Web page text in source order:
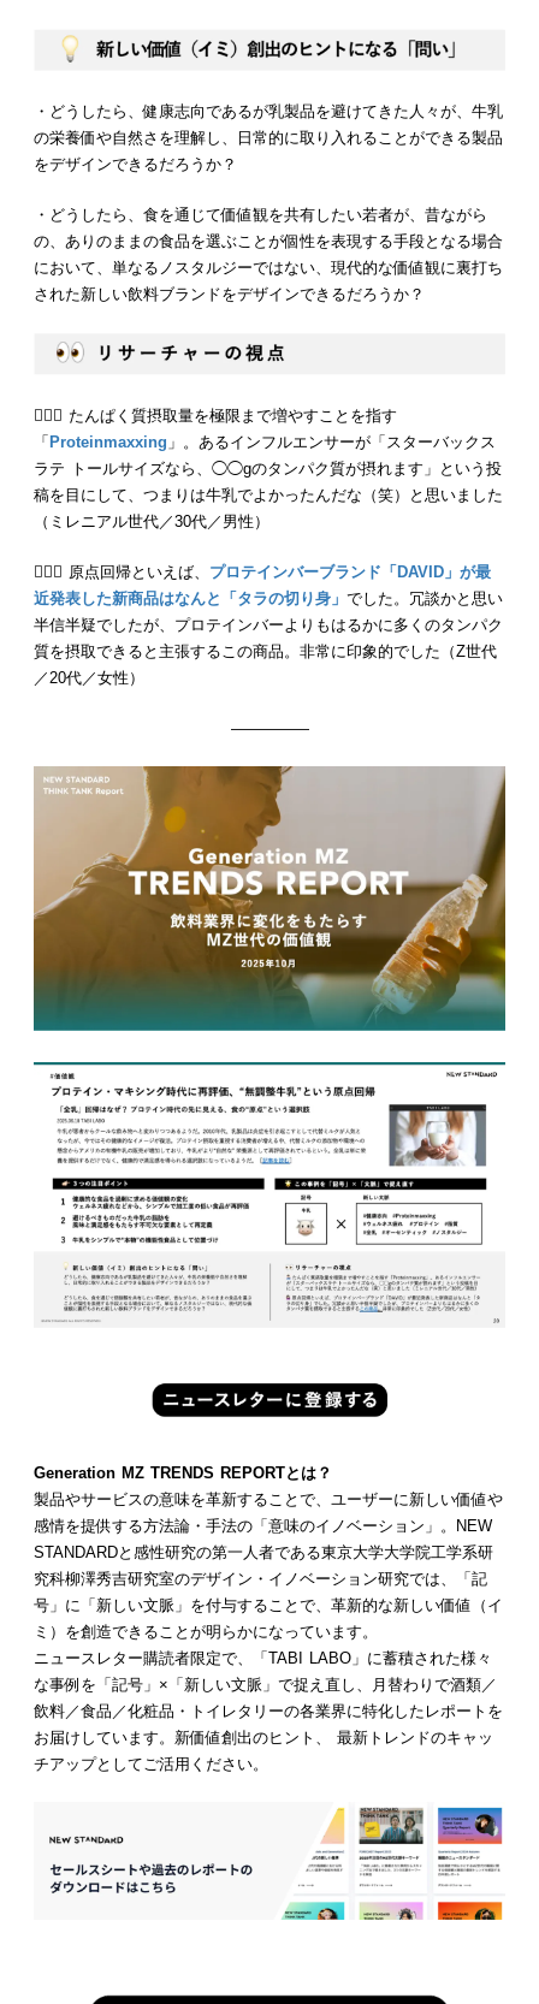
・どうしたら、健康志向であるが乳製品を避けてきた人々が、牛乳
の栄養価や自然さを理解し、日常的に取り入れることができる製品
をデザインできるだろうか？
・どうしたら、食を通じて価値観を共有したい若者が、昔ながら
の、ありのままの食品を選ぶことが個性を表現する手段となる場合
において、単なるノスタルジーではない、現代的な価値観に裏打ち
された新しい飲料ブランドをデザインできるだろうか？
💁🏻‍♂️ たんぱく質摂取量を極限まで増やすことを指す
「 Proteinmaxxing 」。あるインフルエンサーが「スターバックス
ラテ トールサイズなら、◯◯gのタンパク質が摂れます」という投
稿を目にして、つまりは牛乳でよかったんだな（笑）と思いました
（ミレニアル世代／30代／男性）
💁🏻‍♀️ 原点回帰といえば、 プロテインバーブランド「DAVID」が最
近発表した新商品はなんと「タラの切り身」 でした。冗談かと思い
半信半疑でしたが、プロテインバーよりもはるかに多くのタンパク
質を摂取できると主張するこの商品。非常に印象的でした（Z世代
／20代／女性）
—————
Generation MZ TRENDS REPORTとは？
製品やサービスの意味を革新することで、ユーザーに新しい価値や
感情を提供する方法論・手法の「意味のイノベーション」。NEW
STANDARDと感性研究の第一人者である東京大学大学院工学系研
究科柳澤秀吉研究室のデザイン・イノベーション研究では、「記
号」に「新しい文脈」を付与することで、革新的な新しい価値（イ
ミ）を創造できることが明らかになっています。
ニュースレター購読者限定で、「TABI LABO」に蓄積された様々
な事例を「記号」×「新しい文脈」で捉え直し、月替わりで酒類／
飲料／食品／化粧品・トイレタリーの各業界に特化したレポートを
お届けしています。新価値創出のヒント、 最新トレンドのキャッ
チアップとしてご活用ください。